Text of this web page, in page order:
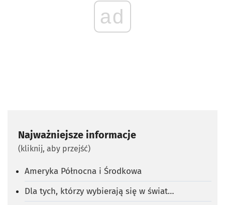
ad
Najważniejsze informacje
(kliknij, aby przejść)
Ameryka Północna i Środkowa
Dla tych, którzy wybierają się w świat…